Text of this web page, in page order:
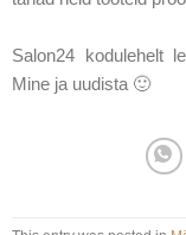
Salon24 kodulehelt
Mine ja uudista 🙂